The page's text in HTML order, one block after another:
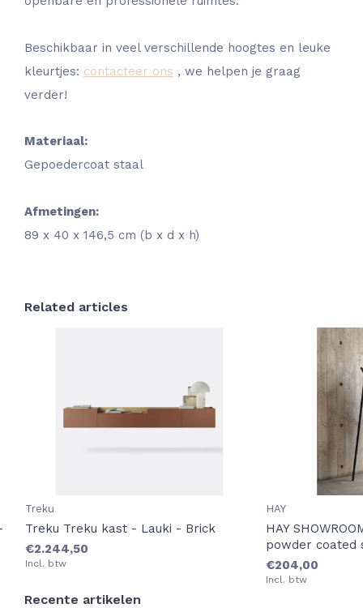
Beschikbaar in veel verschillende hoogtes en leuke
kleurtjes: contacteer ons , we helpen je graag
verder!
Materiaal:
Gepoedercoat staal
Afmetingen:
89 x 40 x 146,5 cm (b x d x h)
Related articles
Treku
Treku Treku kast - Lauki - Brick
€2.244,50
Incl. btw
HAY
HAY
powder coated
€204,00
Incl. btw
Recente artikelen